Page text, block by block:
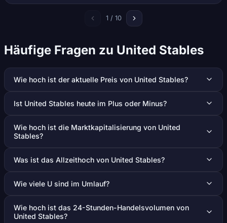
1 / 10
Häufige Fragen zu United Stables
Wie hoch ist der aktuelle Preis von United Stables?
Ist United Stables heute im Plus oder Minus?
Wie hoch ist die Marktkapitalisierung von United
Stables?
Was ist das Allzeithoch von United Stables?
Wie viele U sind im Umlauf?
Wie hoch ist das 24-Stunden-Handelsvolumen von
United Stables?